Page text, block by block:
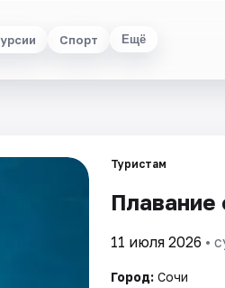
Спорт Ещё
Туристам
Плавание
11 июля 2026 •
Город: Сочи